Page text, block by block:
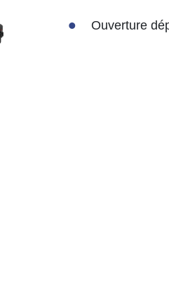
Ouverture